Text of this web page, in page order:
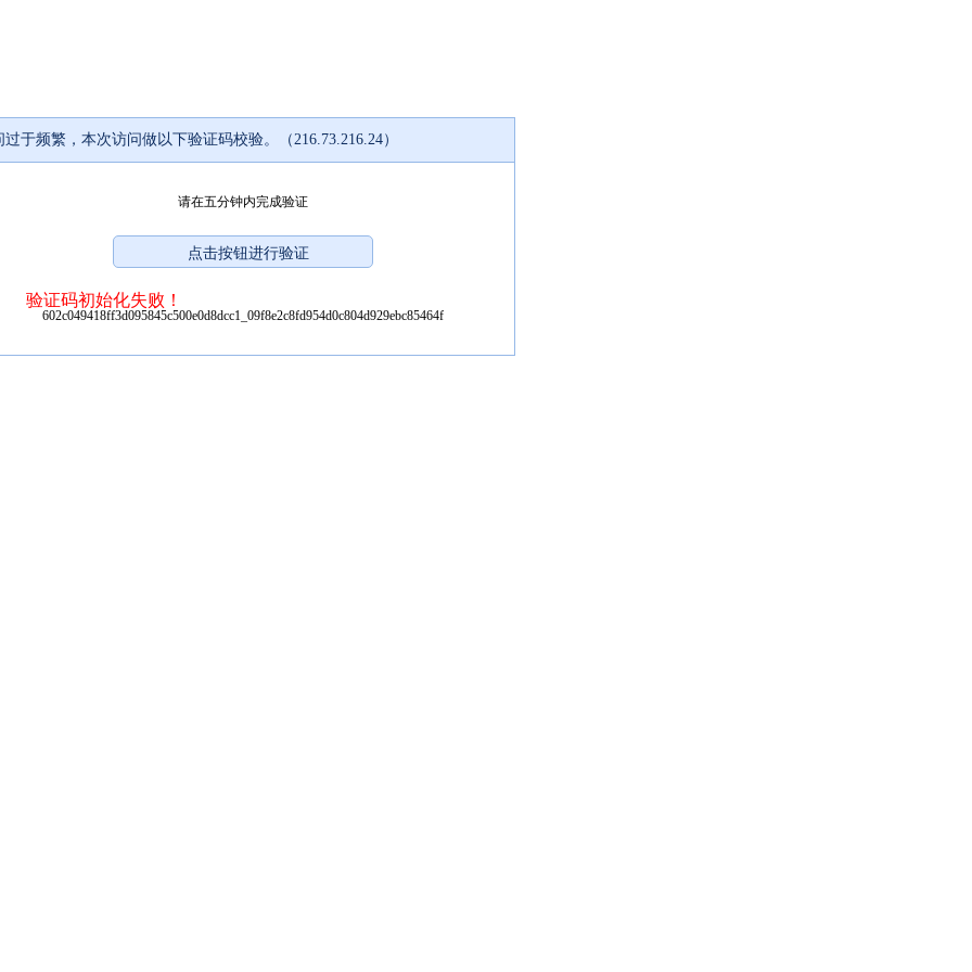
过于频繁，本次访问做以下验证码校验。（216.73.216.24）
请在五分钟内完成验证
验证码初始化失败！
602c049418ff3d095845c500e0d8dcc1_09f8e2c8fd954d0c804d929ebc85464f